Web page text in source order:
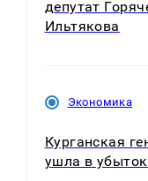
депутат
Ильтякова
Экономика
Курганская
ушла в